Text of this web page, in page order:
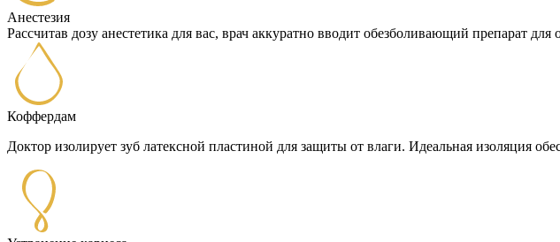
Анестезия
Рассчитав дозу анестетика для вас, врач аккуратно вводит обезболивающий препарат для
Коффердам
Доктор изолирует зуб латексной пластиной для защиты от влаги. Идеальная изоляция